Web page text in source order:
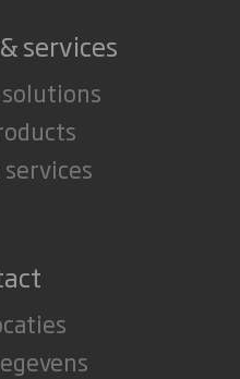
services
solutions